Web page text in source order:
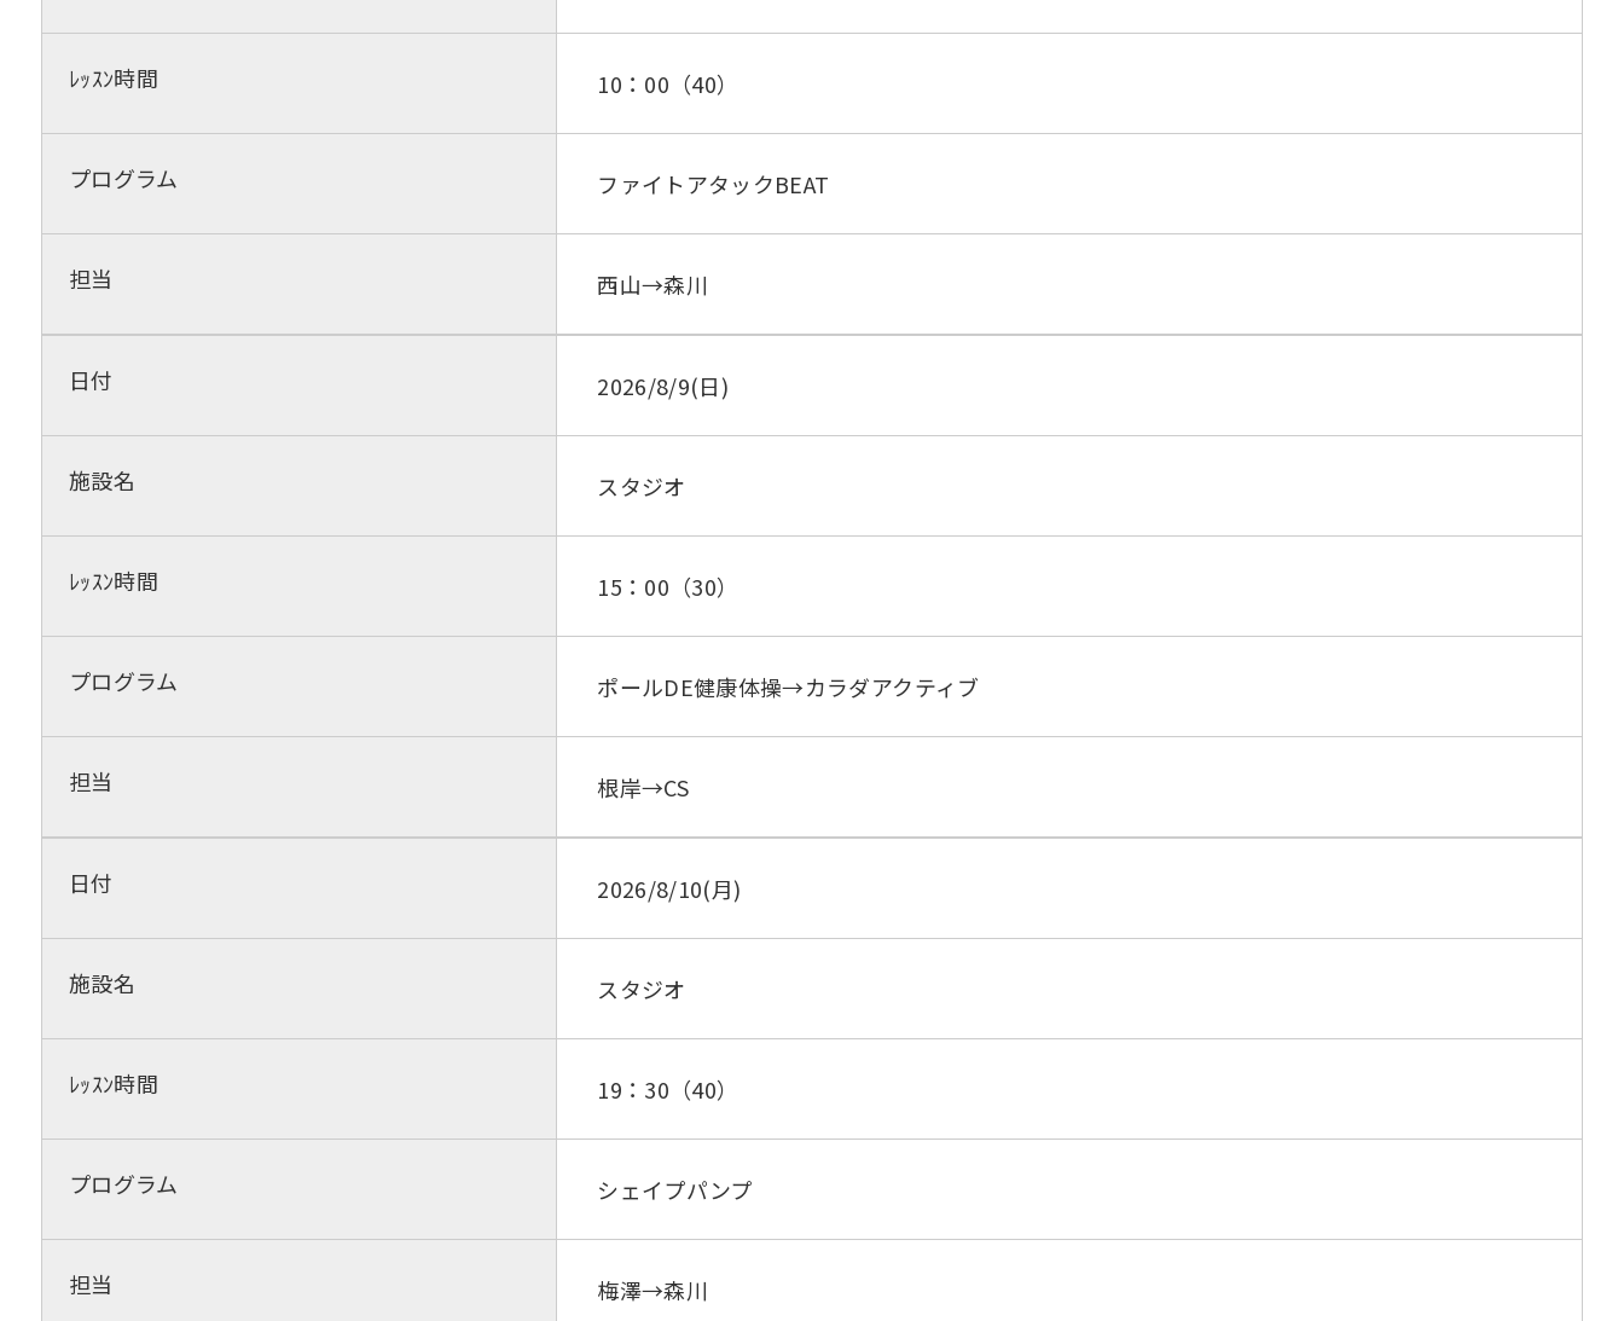
ﾚｯｽﾝ時間 10：00（40）
プログラム ファイトアタックBEAT
担当 西山→森川
日付 2026/8/9(日)
施設名 スタジオ
ﾚｯｽﾝ時間 15：00（30）
プログラム ポールDE健康体操→カラダアクティブ
担当 根岸→CS
日付 2026/8/10(月)
施設名 スタジオ
ﾚｯｽﾝ時間 19：30（40）
プログラム シェイプパンプ
担当 梅澤→森川